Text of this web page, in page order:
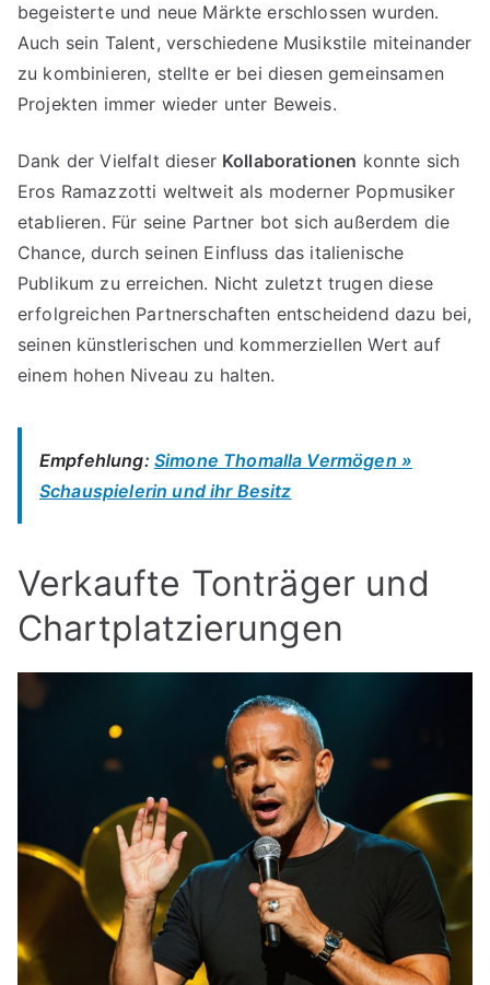
begeisterte und neue Märkte erschlossen wurden.
Auch sein Talent, verschiedene Musikstile miteinander
zu kombinieren, stellte er bei diesen gemeinsamen
Projekten immer wieder unter Beweis.
Dank der Vielfalt dieser Kollaborationen konnte sich
Eros Ramazzotti weltweit als moderner Popmusiker
etablieren. Für seine Partner bot sich außerdem die
Chance, durch seinen Einfluss das italienische
Publikum zu erreichen. Nicht zuletzt trugen diese
erfolgreichen Partnerschaften entscheidend dazu bei,
seinen künstlerischen und kommerziellen Wert auf
einem hohen Niveau zu halten.
Empfehlung: Simone Thomalla Vermögen »
Schauspielerin und ihr Besitz
Verkaufte Tonträger und
Chartplatzierungen